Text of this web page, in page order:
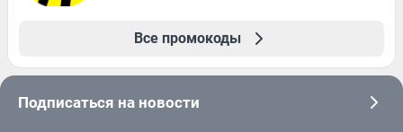
Все промокоды
Подписаться на новости